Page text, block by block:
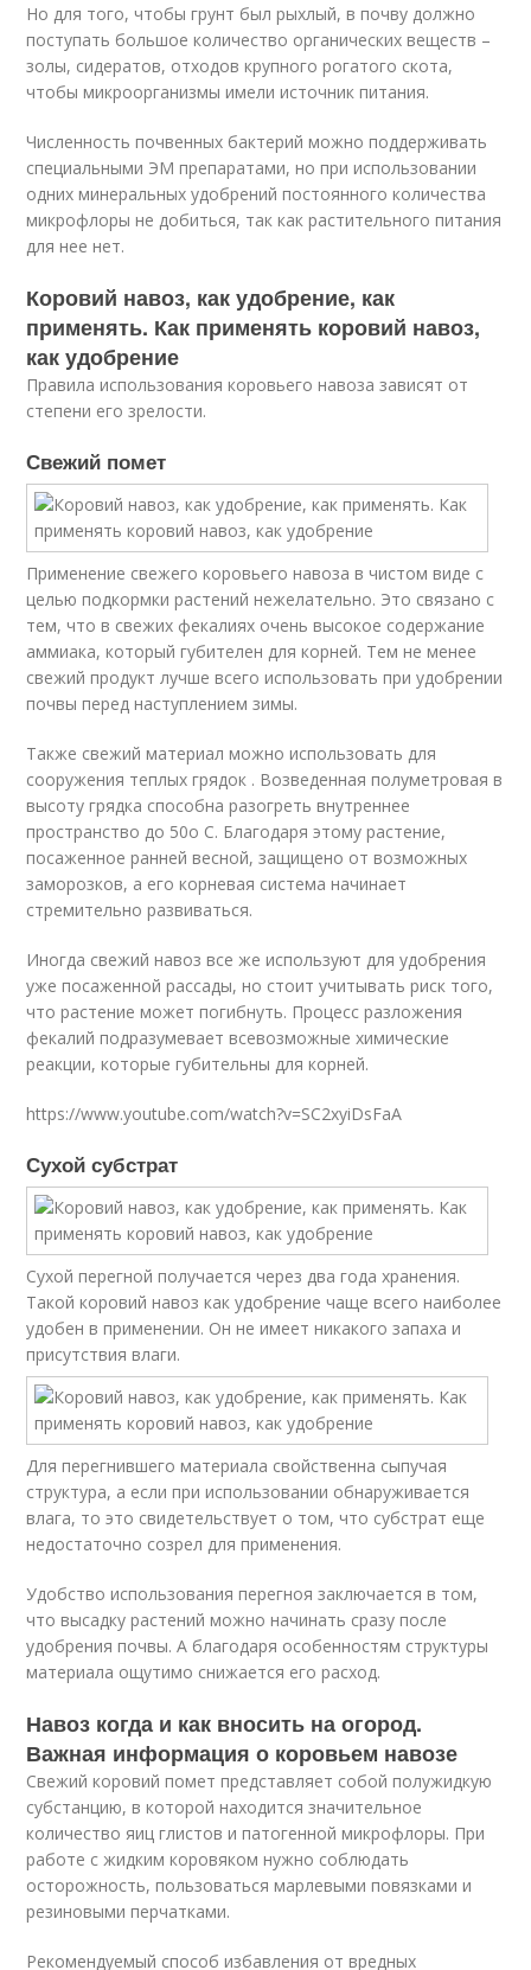
Но для того, чтобы грунт был рыхлый, в почву должно
поступать большое количество органических веществ –
золы, сидератов, отходов крупного рогатого скота,
чтобы микроорганизмы имели источник питания.
Численность почвенных бактерий можно поддерживать
специальными ЭМ препаратами, но при использовании
одних минеральных удобрений постоянного количества
микрофлоры не добиться, так как растительного питания
для нее нет.
Коровий навоз, как удобрение, как
применять. Как применять коровий навоз,
как удобрение
Правила использования коровьего навоза зависят от
степени его зрелости.
Свежий помет
Применение свежего коровьего навоза в чистом виде с
целью подкормки растений нежелательно. Это связано с
тем, что в свежих фекалиях очень высокое содержание
аммиака, который губителен для корней. Тем не менее
свежий продукт лучше всего использовать при удобрении
почвы перед наступлением зимы.
Также свежий материал можно использовать для
сооружения теплых грядок . Возведенная полуметровая в
высоту грядка способна разогреть внутреннее
пространство до 50о С. Благодаря этому растение,
посаженное ранней весной, защищено от возможных
заморозков, а его корневая система начинает
стремительно развиваться.
Иногда свежий навоз все же используют для удобрения
уже посаженной рассады, но стоит учитывать риск того,
что растение может погибнуть. Процесс разложения
фекалий подразумевает всевозможные химические
реакции, которые губительны для корней.
https://www.youtube.com/watch?v=SC2xyiDsFaA
Сухой субстрат
Сухой перегной получается через два года хранения.
Такой коровий навоз как удобрение чаще всего наиболее
удобен в применении. Он не имеет никакого запаха и
присутствия влаги.
Для перегнившего материала свойственна сыпучая
структура, а если при использовании обнаруживается
влага, то это свидетельствует о том, что субстрат еще
недостаточно созрел для применения.
Удобство использования перегноя заключается в том,
что высадку растений можно начинать сразу после
удобрения почвы. А благодаря особенностям структуры
материала ощутимо снижается его расход.
Навоз когда и как вносить на огород.
Важная информация о коровьем навозе
Свежий коровий помет представляет собой полужидкую
субстанцию, в которой находится значительное
количество яиц глистов и патогенной микрофлоры. При
работе с жидким коровяком нужно соблюдать
осторожность, пользоваться марлевыми повязками и
резиновыми перчатками.
Рекомендуемый способ избавления от вредных